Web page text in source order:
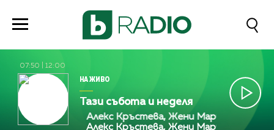
07:50 12:00
НА ЖИВО
Тази събота и неделя
Алекс Кръстева, Жени Марчева и Диана
Алекс Кръстева, Жени Марчева и Диана